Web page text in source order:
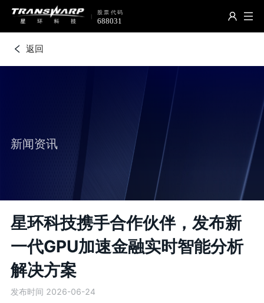
返回
新闻资讯
星环科技携手合作伙伴，发布新
一代GPU加速金融实时智能分析
解决方案
发布时间 2026-06-24